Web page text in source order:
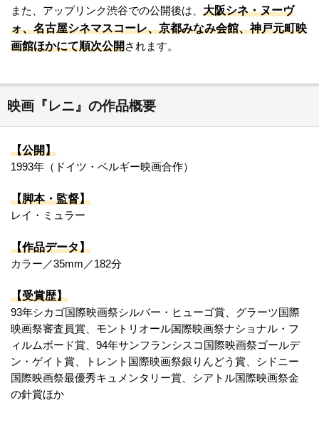
また、アップリンク渋谷での公開後は、 大阪シネ・ヌーヴ
ォ、名古屋シネマスコーレ、京都みなみ会館、神戸元町映
画館ほかにて順次公開されます。
映画『レニ』の作品概要
【公開】
1993年（ドイツ・ベルギー映画合作）
【脚本・監督】
レイ・ミュラー
【作品データ】
カラー／35mm／182分
【受賞歴】
93年シカゴ国際映画祭シルバー・ヒューゴ賞、グラーツ国際
映画祭審査員賞、モントリオール国際映画祭ナショナル・フ
ィルムボード賞、94年サンフランシスコ国際映画祭ゴールデ
ン・ゲイト賞、トレント国際映画祭銀りんどう賞、シドニー
国際映画祭最優秀キュメンタリー賞、シアトル国際映画祭金
の針賞ほか